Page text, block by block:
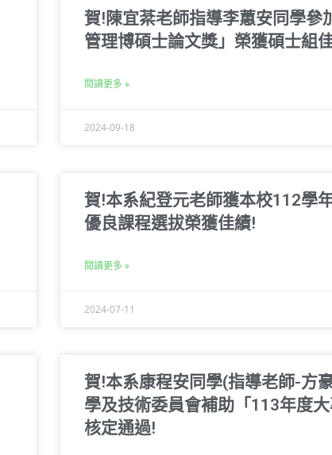
賀!陳宜棻老師指導李蕙安同學參
管理博碩士論文獎」榮獲碩士組
閱讀更多 »
2024-09-18
賀!本系紀登元老師獲本校112學
優良課程選拔榮獲佳績!
閱讀更多 »
2024-07-11
賀!本系康程安同學(指導老師-方
學及技術委員會補助「113年度大
核定通過!